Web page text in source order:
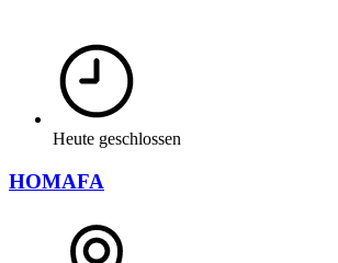
Heute geschlossen
HOMAFA